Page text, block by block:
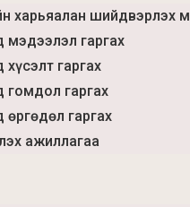
харьяалан шийдвэрлэх
мэдээлэл гаргах
хүсэлт гаргах
гомдол гаргах
өргөдөл гаргах
ажиллагаа